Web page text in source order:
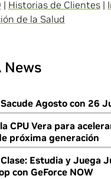
| Historias de Clientes |
de la Salud
News
Agosto con 26
CPU Vera para
próxima generación
Estudia y Juega
con GeForce NOW